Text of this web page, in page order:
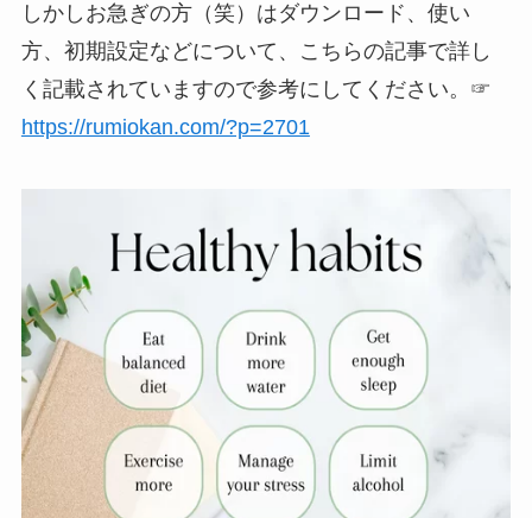
しかしお急ぎの方（笑）はダウンロード、使い
方、初期設定などについて、こちらの記事で詳し
く記載されていますので参考にしてください。☞
https://rumiokan.com/?p=2701